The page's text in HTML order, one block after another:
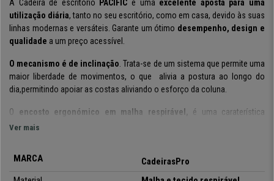
A Cadeira de escritório PACIFIC é uma excelente aposta para uma
utilização diária,tanto no seu escritório, como em casa, devido às suas
linhas modernas e versáteis. Garante um ótimo desempenho, design e
qualidade a um preço acessível.
O mecanismo é de inclinação . Trata-se de um sistema que permite uma
maior liberdade de movimentos, o que alivia a postura ao longo do
dia,permitindo apoiar as costas aliviando o esforço da coluna.
O encosto ergonómico em malha respirável,
é uma caraterística
essencial para garantir um ótimo apoio da coluna. O próprio material
O assento é forrado em tecido com umacolchoado grosso
Ver mais
MARCA
CadeirasPro